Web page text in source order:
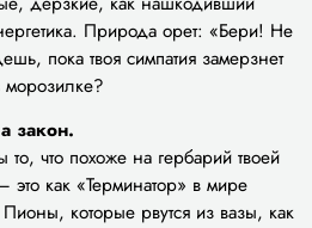
Природа орет: «Бери! Не
пока твоя симпатия замерзнет
морозилке?
закон.
то, что похоже на гербарий твоей
это как «Терминатор» в мире
которые рвутся из вазы, как